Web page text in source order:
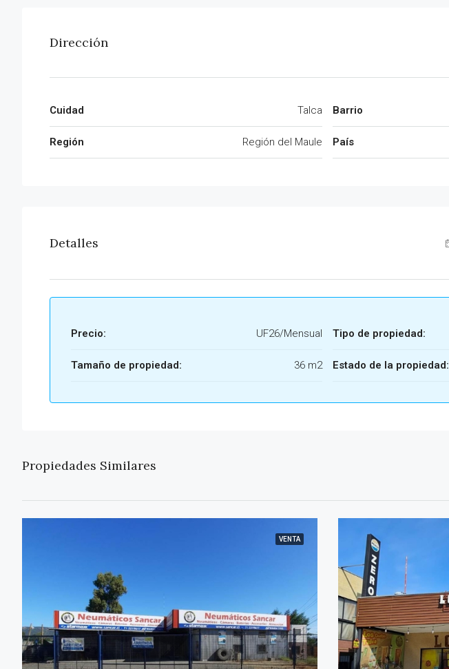
Dirección
Cuidad Talca
Región Región del Maule
Barrio
País
Detalles
Precio: UF26/Mensual
Tamaño de propiedad: 36 m2
Tipo de propiedad:
Estado de la propiedad:
Propiedades Similares
VENTA